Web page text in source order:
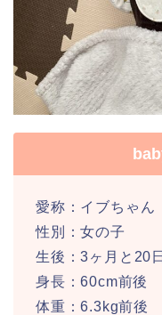
愛称：イブちゃん
性別：女の子
生後：3ヶ月と20
身長：60cm前後
体重：6.3kg前後